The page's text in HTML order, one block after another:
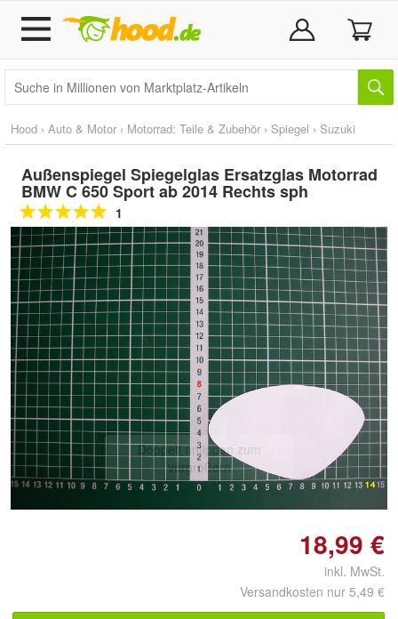
Hood › Auto & Motor › Motorrad: Teile & Zubehör › Spiegel › Suzuki
Außenspiegel Spiegelglas Ersatzglas Motorrad
BMW C 650 Sport ab 2014 Rechts sph
1
Doppelt antippen zum
vergrößern
18,99 €
inkl. MwSt.
Versandkosten nur 5,49 €